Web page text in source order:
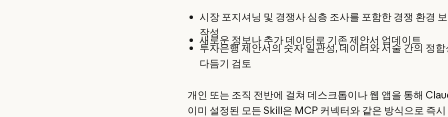
시장 포지셔닝 및 경쟁사 심층 조사를 포함한 경쟁 환경
작성
새로운 정보나 추가 데이터로 기존 제안서 업데이트
투자은행 제안서의 숫자 일관성, 데이터와 서술 간의 정합
다듬기 검토
개인 또는 조직 전반에 걸쳐 데스크톱이나 웹 앱을 통해
이미 설정된 모든 Skill은 MCP 커넥터와 같은 방식으로 즉시